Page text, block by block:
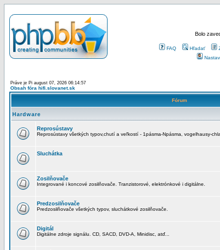
Bolo
FAQ Hľadať
Práve je Pi august 07, 2026 06:14:57
Obsah fóra hifi.slovanet.sk
Fórum
Hardware
Reprosústavy
Reprosústavy všetkých typov,chutí a veľkostí - 1pásma-Npásma, vogelhausy-
Sluchátka
Zosilňovače
Integrované i koncové zosilňovače. Tranzistorové, elektrónkové i digitálne.
Predzosilňovače
Predzosilňovače všetkých typov, sluchátkové zosilňovače.
Digitál
Digitálne zdroje signálu. CD, SACD, DVD-A, Minidisc, atď...